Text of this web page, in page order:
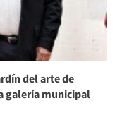
del arte de
galería municipal